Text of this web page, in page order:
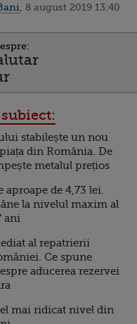
, 8 august 2019 13:40
stabilește un nou
din România. De
metalul prețios
aproape de 4,73 lei.
la nivelul maxim al
ani
al repatrierii
Ce spune
aducerea rezervei
mai ridicat nivel din